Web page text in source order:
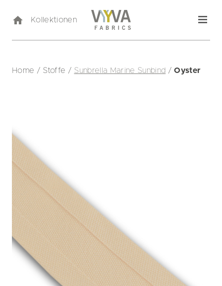
Kollektionen
Home / Stoffe / Sunbrella Marine Sunbind /Oyster